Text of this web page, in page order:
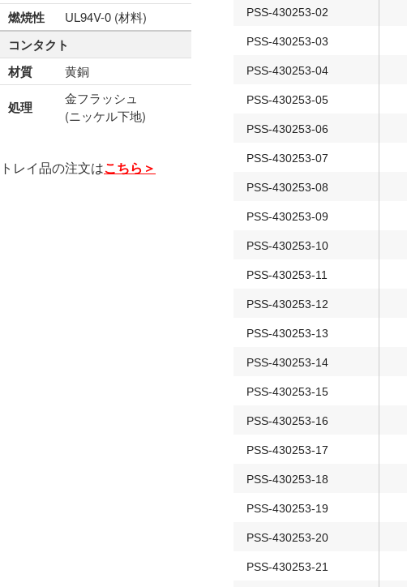
燃焼性 UL94V-0 (材料)
コンタクト
材質
黄銅
処理
金フラッシュ
(ニッケル下地)
トレイ品の注文はこちら＞
PSS-430253-02
PSS-430253-03
PSS-430253-04
PSS-430253-05
PSS-430253-06
PSS-430253-07
PSS-430253-08
PSS-430253-09
PSS-430253-10
PSS-430253-11
PSS-430253-12
PSS-430253-13
PSS-430253-14
PSS-430253-15
PSS-430253-16
PSS-430253-17
PSS-430253-18
PSS-430253-19
PSS-430253-20
PSS-430253-21